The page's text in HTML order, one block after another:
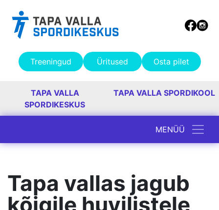
Treeningud Üritused Osta pilet
TAPA VALLA
SPORDIKESKUS
TAPA VALLA SPORDIKOOL
Peamine navigatsioon
MENÜÜ
Tapa vallas jagub
kõigile huvilistele